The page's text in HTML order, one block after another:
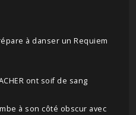
à danser un Requiem
ont soif de sang
à son côté obscur avec